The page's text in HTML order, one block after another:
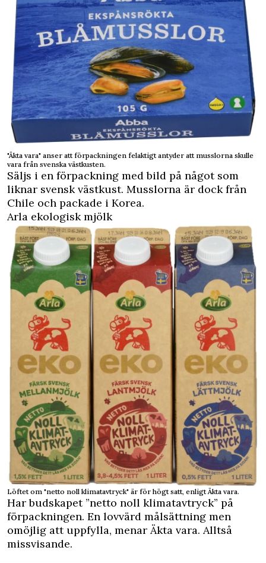
"Äkta vara" anser att förpackningen felaktigt antyder att musslorna skulle
vara från svenska västkusten.
Säljs i en förpackning med bild på något som
liknar svensk västkust. Musslorna är dock från
Chile och packade i Korea.
Arla ekologisk mjölk
Löftet om "netto noll klimatavtryck" är för högt satt, enligt Äkta vara.
Har budskapet ”netto noll klimatavtryck” på
förpackningen. En lovvärd målsättning men
omöjlig att uppfylla, menar Äkta vara. Alltså
missvisande.